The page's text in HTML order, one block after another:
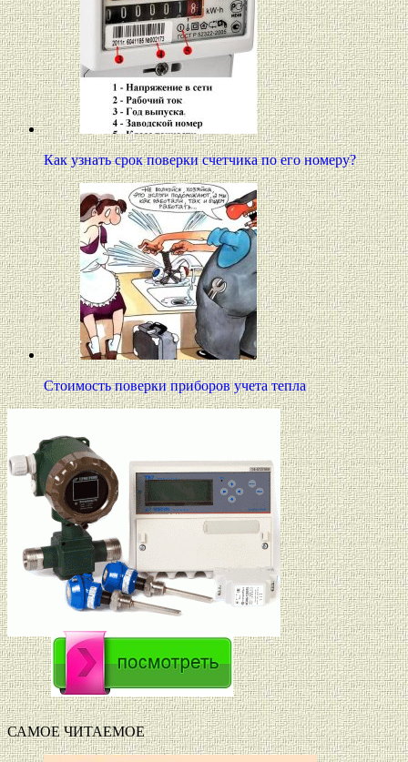
Как узнать срок поверки счетчика по его номеру?
Стоимость поверки приборов учета тепла
САМОЕ ЧИТАЕМОЕ